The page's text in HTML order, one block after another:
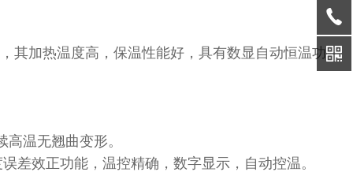
其加热温度高，保温性能好，具有数显自动恒温功
温无翘曲变形。
差效正功能，温控精确，数字显示，自动控温。